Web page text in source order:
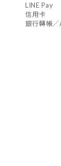
LINE Pay
信用卡
銀行轉帳